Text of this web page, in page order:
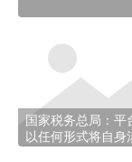
国家税务总局：平
以任何形式将自身